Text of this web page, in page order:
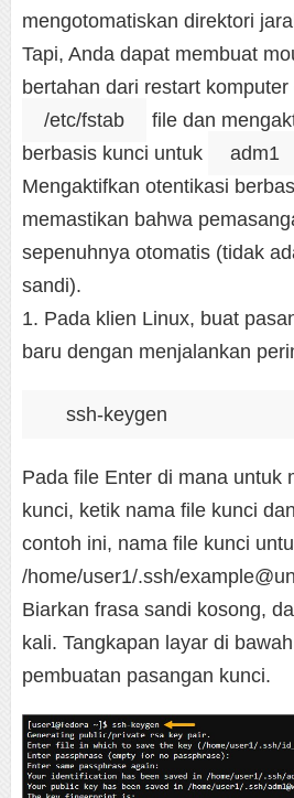
mengotomatiskan direktori
Tapi, Anda dapat membuat
bertahan dari restart
/etc/fstab
file dan
berbasis kunci untuk
adm1
Mengaktifkan otentikasi
memastikan bahwa
sepenuhnya otomatis (tidak
sandi).
1. Pada klien Linux, buat
baru dengan menjalankan
ssh-keygen
Pada file Enter di mana untuk
kunci, ketik nama file kunci
contoh ini, nama file kunci
/home/user1/.ssh/
Biarkan frasa sandi kosong,
kali. Tangkapan layar di
pembuatan pasangan kunci.